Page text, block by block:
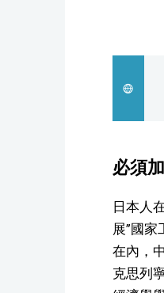
必須
日本人
展”國
在內，
克思列